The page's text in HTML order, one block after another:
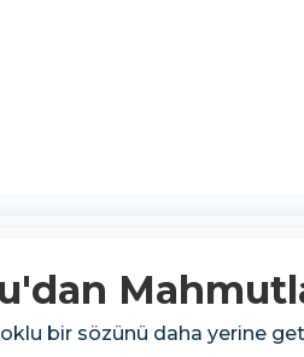
bir sözünü daha yerine